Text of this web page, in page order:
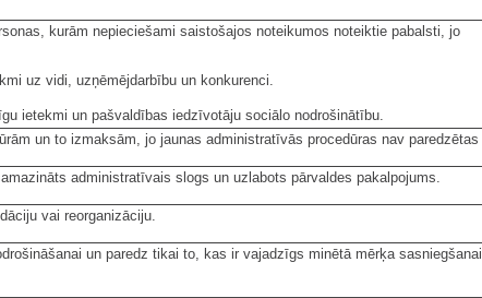
kurām nepieciešami saistošajos noteikumos noteiktie pabalsti, jo
uz vidi, uzņēmējdarbību un konkurenci.
ietekmi un pašvaldības iedzīvotāju sociālo nodrošinātību.
un to izmaksām, jo jaunas administratīvās procedūras nav paredzētas
administratīvais slogs un uzlabots pārvaldes pakalpojums.
vai reorganizāciju.
un paredz tikai to, kas ir vajadzīgs minētā mērķa sasniegšanai.